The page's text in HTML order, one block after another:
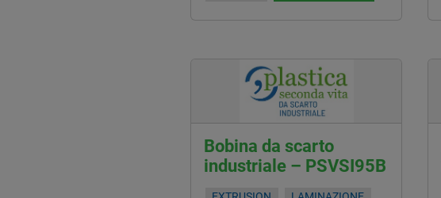
Bobina da scarto
industriale – PSVSI95B